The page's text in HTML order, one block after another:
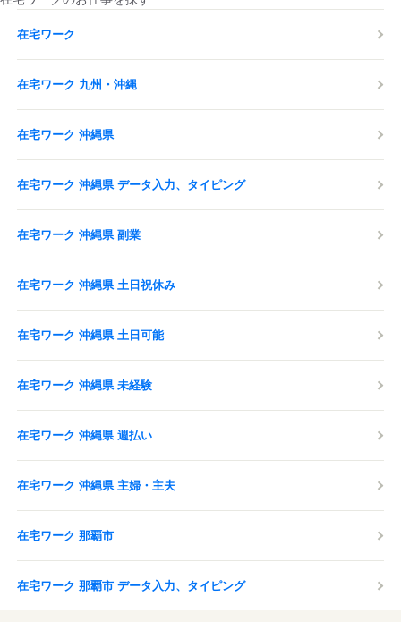
在宅ワーク
在宅ワーク 九州・沖縄
在宅ワーク 沖縄県
在宅ワーク 沖縄県 データ入力、タイピング
在宅ワーク 沖縄県 副業
在宅ワーク 沖縄県 土日祝休み
在宅ワーク 沖縄県 土日可能
在宅ワーク 沖縄県 未経験
在宅ワーク 沖縄県 週払い
在宅ワーク 沖縄県 主婦・主夫
在宅ワーク 那覇市
在宅ワーク 那覇市 データ入力、タイピング